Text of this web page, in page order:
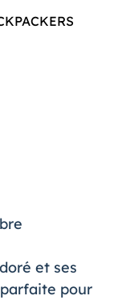
et ses
pour